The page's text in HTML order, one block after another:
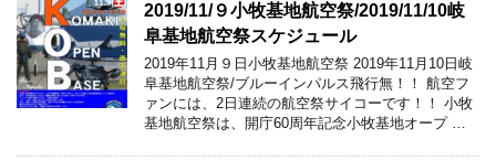
2019/11/９小牧基地航空祭/2019/11/10岐
阜基地航空祭スケジュール
2019年11月９日小牧基地航空祭 2019年11月10日岐
阜基地航空祭/ブルーインパルス飛行無！！ 航空フ
ァンには、2日連続の航空祭サイコーです！！ 小牧
基地航空祭は、開庁60周年記念小牧基地オープ …